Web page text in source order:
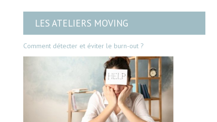
LES ATELIERS MOVING
Comment détecter et éviter le burn-out ?